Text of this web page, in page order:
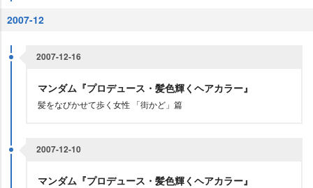
2007-12
2007-12-16
マンダム『プロデュース・髪色輝くヘアカラー』
髪をなびかせて歩く女性 「街かど」篇
2007-12-10
マンダム『プロデュース・髪色輝くヘアカラー』